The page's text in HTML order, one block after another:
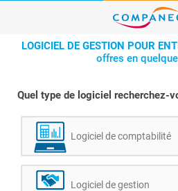
LOGICIEL DE GESTION POUR
offres en
Quel type de logiciel recherchez-
Logiciel de comptabilité
Logiciel de gestion